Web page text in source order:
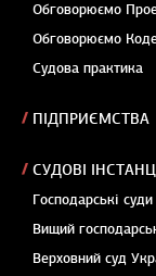
Обговорюємо
Обговорюємо
Судова практика
ПІДПРИЄМСТВА
СУДОВІ
Господарські суди
Вищий
Верховний суд